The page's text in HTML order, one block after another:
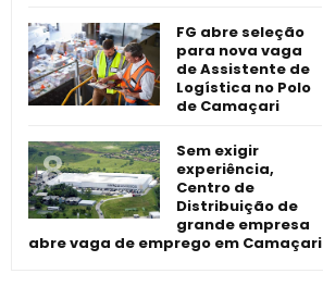
FG abre seleção
para nova vaga
de Assistente de
Logística no Polo
de Camaçari
Sem exigir
experiência,
Centro de
Distribuição de
grande empresa
abre vaga de emprego em Camaçari